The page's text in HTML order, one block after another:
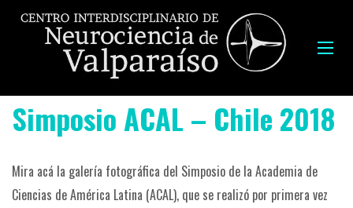
Simposio ACAL – Chile 2018
Mira acá la galería fotográfica del Simposio de la Academia de
Ciencias de América Latina (ACAL), que se realizó por primera vez